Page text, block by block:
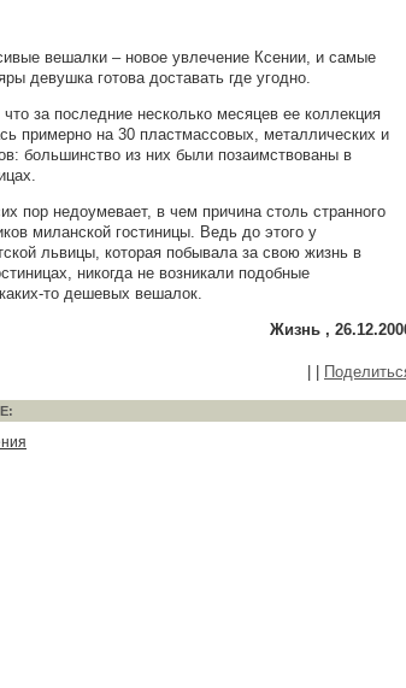
вешалки – новое увлечение Ксении, и самые
девушка готова доставать где угодно.
за последние несколько месяцев ее коллекция
примерно на 30 пластмассовых, металлических и
большинство из них были позаимствованы в
пор недоумевает, в чем причина столь странного
миланской гостиницы. Ведь до этого у
львицы, которая побывала за свою жизнь в
никогда не возникали подобные
то дешевых вешалок.
Жизнь ,